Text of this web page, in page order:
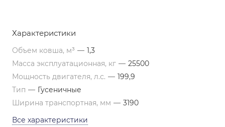
Характеристики
Объем ковша, м³ — 1,3
Масса эксплуатационная, кг — 25500
Мощность двигателя, л.с. — 199,9
Тип — Гусеничные
Ширина транспортная, мм — 3190
Все характеристики